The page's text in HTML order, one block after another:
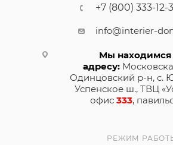
+7 (800) 333-12-
info@interier-
Мы находимся
адресу:
Одинцовский р-н, с.
Успенское ш., ТВЦ
офис 333,
РЕЖИМ